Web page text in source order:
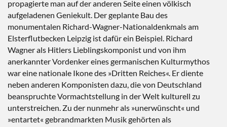
propagierte man auf der anderen Seite einen völkisch
aufgeladenen Geniekult. Der geplante Bau des
monumentalen Richard-Wagner-Nationaldenkmals am
Elsterflutbecken Leipzig ist dafür ein Beispiel. Richard
Wagner als Hitlers Lieblingskomponist und von ihm
anerkannter Vordenker eines germanischen Kulturmythos
war eine nationale Ikone des »Dritten Reiches«. Er diente
neben anderen Komponisten dazu, die von Deutschland
beanspruchte Vormachtstellung in der Welt kulturell zu
unterstreichen. Zu der nunmehr als »unerwünscht« und
»entartet« gebrandmarkten Musik gehörten als